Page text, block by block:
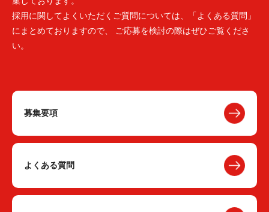
採用に関してよくいただくご質問については、「よくある質問」
にまとめておりますので、 ご応募を検討の際はぜひご覧くださ
い。
募集要項
よくある質問